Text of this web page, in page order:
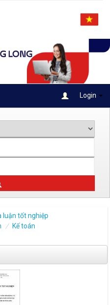
Login
luận tốt nghiệp
Kế toán